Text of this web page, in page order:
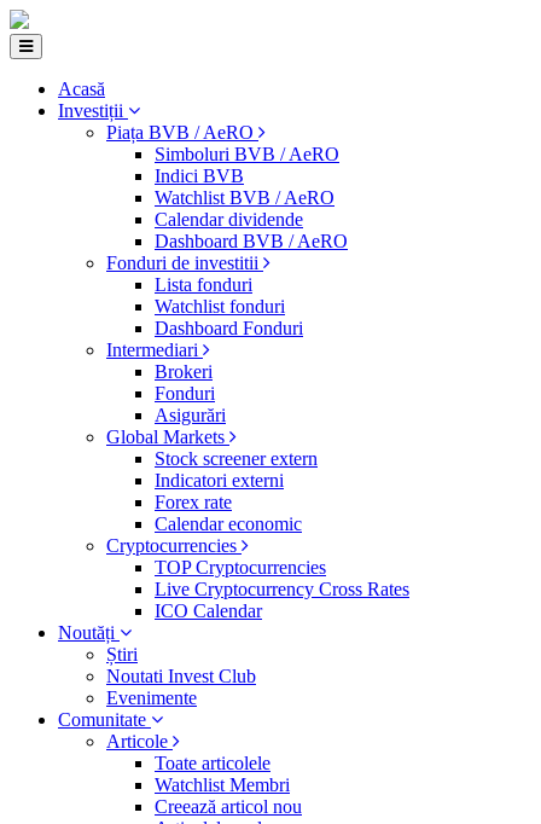
Acasă
Investiții
Piața BVB / AeRO
Simboluri BVB / AeRO
Indici BVB
Watchlist BVB / AeRO
Calendar dividende
Dashboard BVB / AeRO
Fonduri de investitii
Lista fonduri
Watchlist fonduri
Dashboard Fonduri
Intermediari
Brokeri
Fonduri
Asigurări
Global Markets
Stock screener extern
Indicatori externi
Forex rate
Calendar economic
Cryptocurrencies
TOP Cryptocurrencies
Live Cryptocurrency Cross Rates
ICO Calendar
Noutăți
Știri
Noutati Invest Club
Evenimente
Comunitate
Articole
Toate articolele
Watchlist Membri
Creează articol nou